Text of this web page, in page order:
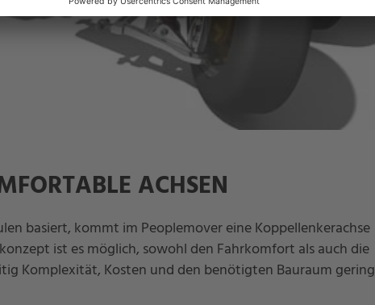
ACHSEN
basiert, kommt im Peoplemover eine Koppellenkerachse
ist es möglich, sowohl den Fahrkomfort als auch die
Komplexität, Kosten und den benötigten Bauraum gering